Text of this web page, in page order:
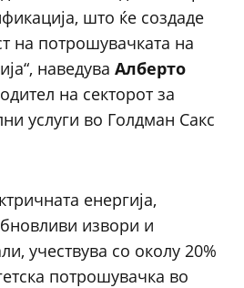
што ќе создаде
на потрошувачката на
наведува Алберто
на секторот за
услуги во Голдман Сакс
енергија,
извори и
учествува со околу 20%
потрошувачка во